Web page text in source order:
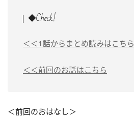
◆Check!
＜＜1話からまとめ読みはこちら
＜＜前回のお話はこちら
＜前回のおはなし＞